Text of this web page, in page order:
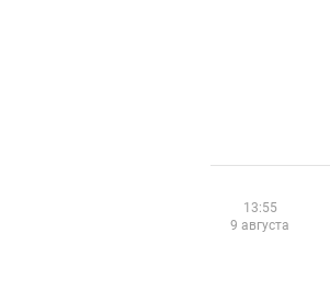
13:55
9 августа